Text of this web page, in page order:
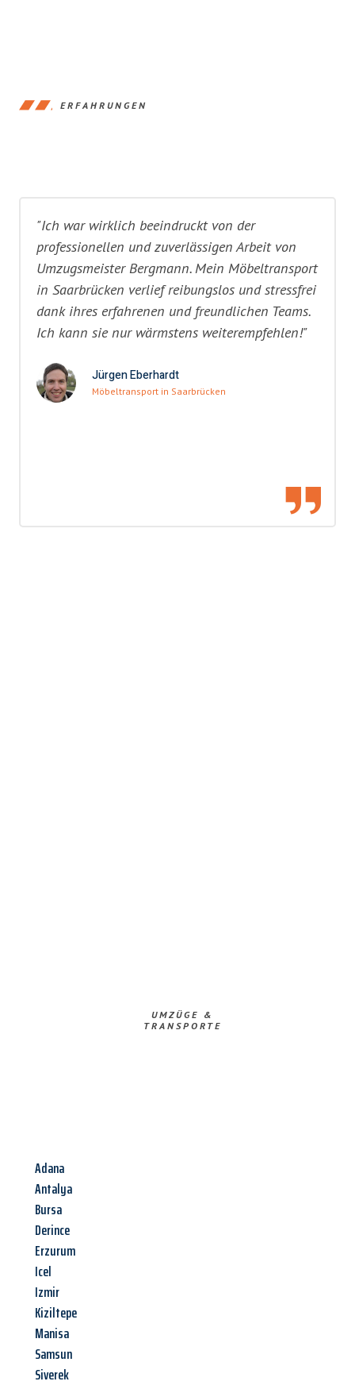
ERFAHRUNGEN
"Ich war wirklich beeindruckt von der
professionellen und zuverlässigen Arbeit von
Umzugsmeister Bergmann. Mein Möbeltransport
in Saarbrücken verlief reibungslos und stressfrei
dank ihres erfahrenen und freundlichen Teams.
Ich kann sie nur wärmstens weiterempfehlen!"
Jürgen Eberhardt
Möbeltransport in Saarbrücken
UMZÜGE &
TRANSPORTE
Adana
Antalya
Bursa
Derince
Erzurum
Icel
Izmir
Kiziltepe
Manisa
Samsun
Siverek